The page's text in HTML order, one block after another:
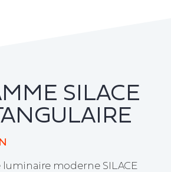
SILACE
luminaire moderne SILACE